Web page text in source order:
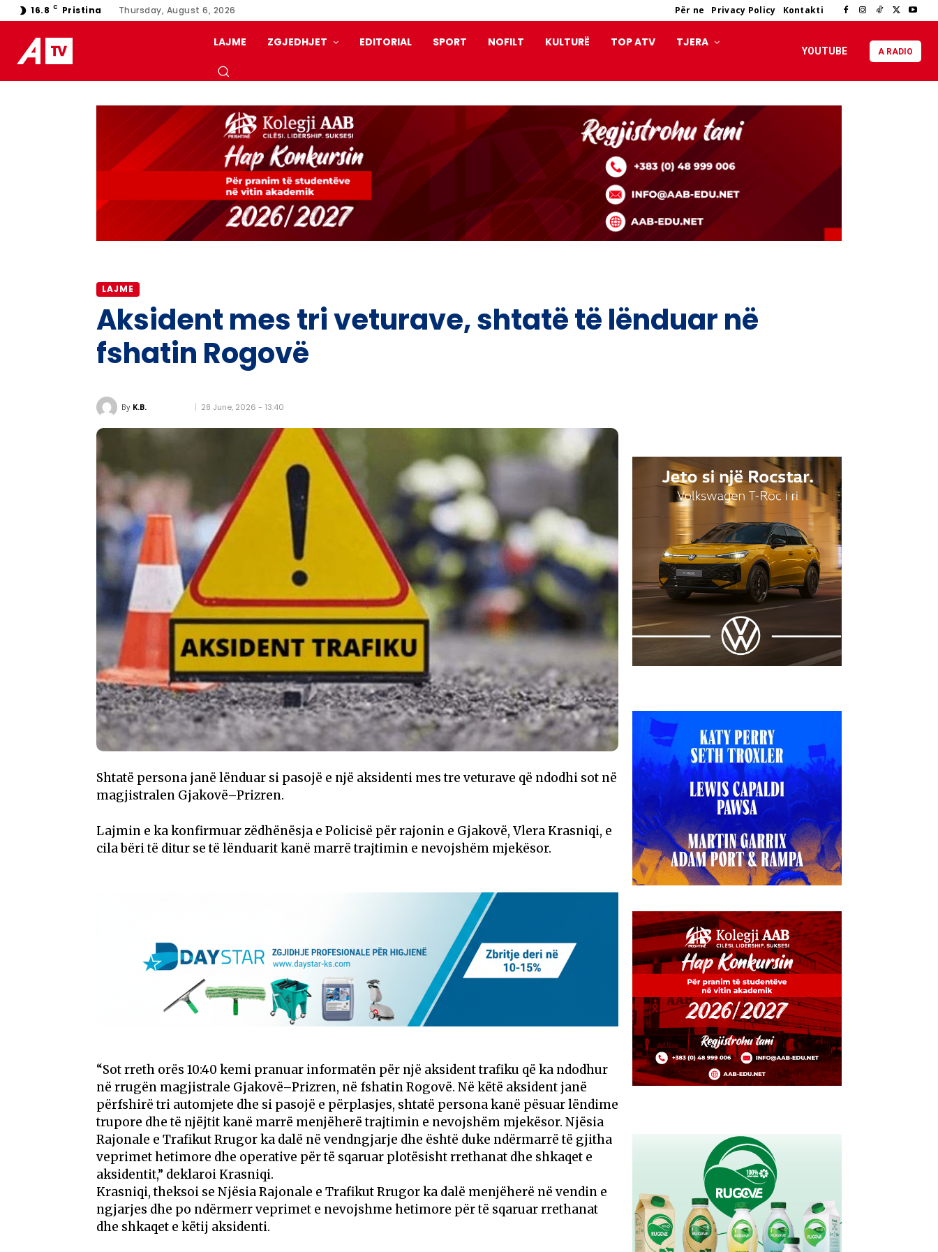
16.8 C Pristina Thursday, August 6, 2026 Për ne Privacy Policy Kontakti
LAJME ZGJEDHJET EDITORIAL SPORT NOFILT KULTURË TOP ATV TJERA
YOUTUBE A RADIO
LAJME
Aksident mes tri veturave, shtatë të lënduar në
fshatin Rogovë
By K.B. 28 June, 2026 - 13:40
Shtatë persona janë lënduar si pasojë e një aksidenti mes tre veturave që ndodhi sot në
magjistralen Gjakovë–Prizren.
Lajmin e ka konfirmuar zëdhënësja e Policisë për rajonin e Gjakovë, Vlera Krasniqi, e
cila bëri të ditur se të lënduarit kanë marrë trajtimin e nevojshëm mjekësor.
“Sot rreth orës 10:40 kemi pranuar informatën për një aksident trafiku që ka ndodhur
në rrugën magjistrale Gjakovë–Prizren, në fshatin Rogovë. Në këtë aksident janë
përfshirë tri automjete dhe si pasojë e përplasjes, shtatë persona kanë pësuar lëndime
trupore dhe të njëjtit kanë marrë menjëherë trajtimin e nevojshëm mjekësor. Njësia
Rajonale e Trafikut Rrugor ka dalë në vendngjarje dhe është duke ndërmarrë të gjitha
veprimet hetimore dhe operative për të sqaruar plotësisht rrethanat dhe shkaqet e
aksidentit,” deklaroi Krasniqi.
Krasniqi, theksoi se Njësia Rajonale e Trafikut Rrugor ka dalë menjëherë në vendin e
ngjarjes dhe po ndërmerr veprimet e nevojshme hetimore për të sqaruar rrethanat
dhe shkaqet e këtij aksidenti.